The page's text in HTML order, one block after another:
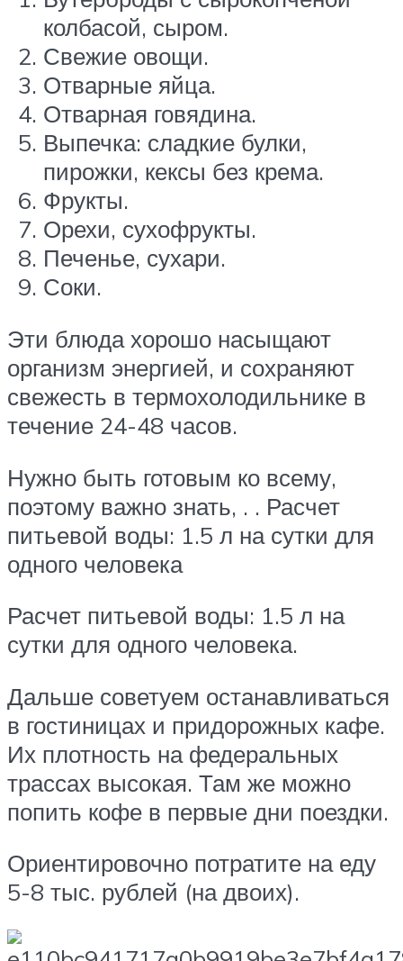
колбасой, сыром.
Свежие овощи.
Отварные яйца.
Отварная говядина.
Выпечка: сладкие булки,
пирожки, кексы без крема.
Фрукты.
Орехи, сухофрукты.
Печенье, сухари.
Соки.
Эти блюда хорошо насыщают
организм энергией, и сохраняют
свежесть в термохолодильнике в
течение 24-48 часов.
Нужно быть готовым ко всему,
поэтому важно знать, . . Расчет
питьевой воды: 1.5 л на сутки для
одного человека
Расчет питьевой воды: 1.5 л на
сутки для одного человека.
Дальше советуем останавливаться
в гостиницах и придорожных кафе.
Их плотность на федеральных
трассах высокая. Там же можно
попить кофе в первые дни поездки.
Ориентировочно потратите на еду
5-8 тыс. рублей (на двоих).